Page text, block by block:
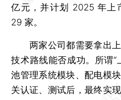
亿元，并计划 2025 年上
29 家。
两家公司都需要拿出上
技术路线能否成功。所谓“
池管理系统模块、配电模
关认证、测试后，最终实